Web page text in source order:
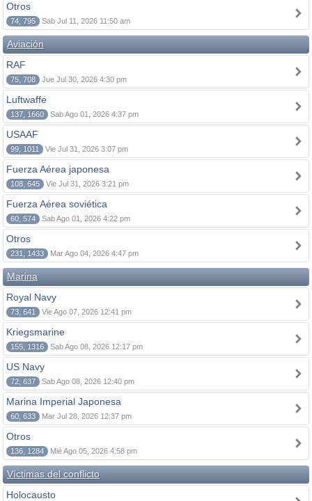
Otros
74, 795 Sab Jul 11, 2026 11:50 am
Aviación
RAF
75, 708 Jue Jul 30, 2026 4:30 pm
Luftwaffe
137, 1660 Sab Ago 01, 2026 4:37 pm
USAAF
99, 1011 Vie Jul 31, 2026 3:07 pm
Fuerza Aérea japonesa
108, 645 Vie Jul 31, 2026 3:21 pm
Fuerza Aérea soviética
60, 574 Sab Ago 01, 2026 4:22 pm
Otros
231, 1433 Mar Ago 04, 2026 4:47 pm
Marina
Royal Navy
73, 641 Vie Ago 07, 2026 12:41 pm
Kriegsmarine
155, 1316 Sab Ago 08, 2026 12:17 pm
US Navy
72, 637 Sab Ago 08, 2026 12:40 pm
Marina Imperial Japonesa
60, 633 Mar Jul 28, 2026 12:37 pm
Otros
136, 1284 Mié Ago 05, 2026 4:58 pm
Víctimas del conflicto
Holocausto